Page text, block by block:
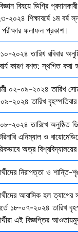
বিষয়ে ডিগ্রি
২০২৪ শিক্ষাবর্ষে ১ম বর্ষ
পরীক্ষার ফলাফল প্রকাশ।
২০২৪ তারিখ রবিবার
কারণ বশত: স্থগিত করা
০২-০৯-২০২৪ তারিখ
২০২৪ তারিখ
২০২৪ তারিখে অনুষ্ঠিত
এনিম্যাল ও
অত্র
নিরাপত্তা ও
আবাসিক হল
১৮-০৭-২০২৪ তারিখ
এই বিজ্ঞপ্তির